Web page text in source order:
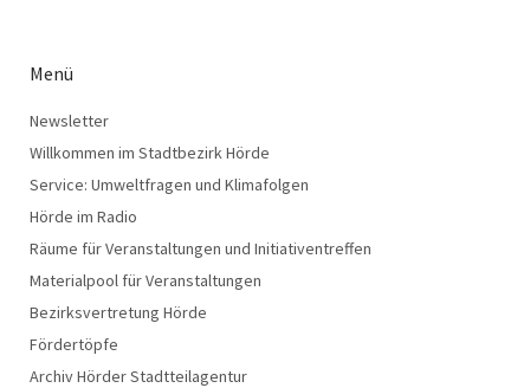
Menü
Newsletter
Willkommen im Stadtbezirk Hörde
Service: Umweltfragen und Klimafolgen
Hörde im Radio
Räume für Veranstaltungen und Initiativentreffen
Materialpool für Veranstaltungen
Bezirksvertretung Hörde
Fördertöpfe
Archiv Hörder Stadtteilagentur